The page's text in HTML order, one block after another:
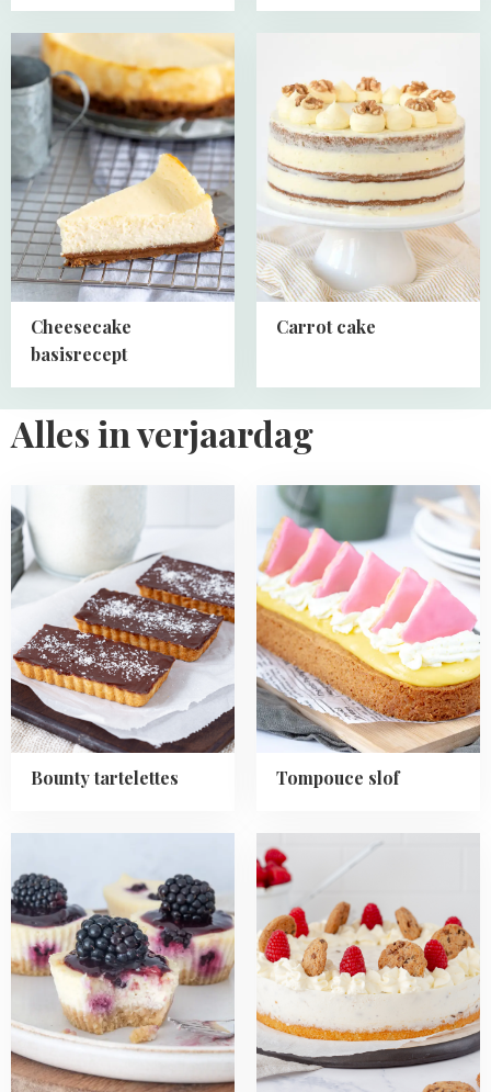
Cheesecake
basisrecept
Read
more
about
Cheesecake
basisrecept
Carrot cake
about
Carrot
cake
Alles in verjaardag
Bounty tartelettes
more
about
Bounty
tartelettes
Tompouce slof
Read
more
about
Tompouce
slof
more
about
Mini
bramen
cheesecakes
Read
more
about
Stracciatella
kwarktaart
met
boterkoekbodem